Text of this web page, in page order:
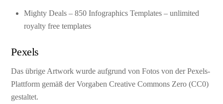
Mighty Deals – 850 Infographics Templates – unlimited
royalty free templates
Pexels
Das übrige Artwork wurde aufgrund von Fotos von der Pexels-
Plattform gemäß der Vorgaben Creative Commons Zero (CC0)
gestaltet.